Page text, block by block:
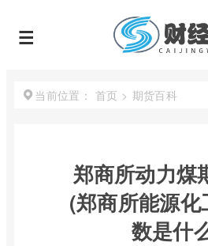
当前位置： 首页 > 期货百科
郑商所动力煤
(郑商所能源
数是什